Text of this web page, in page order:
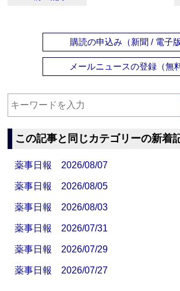
購読の申込み（新聞 / 電子版
メールニュースの登録（無
この記事と同じカテゴリーの新着
薬事日報 2026/08/07
薬事日報 2026/08/05
薬事日報 2026/08/03
薬事日報 2026/07/31
薬事日報 2026/07/29
薬事日報 2026/07/27